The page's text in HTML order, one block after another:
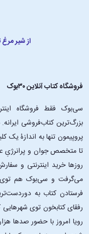
از شیر
فروشگاه کتاب آنلاین ۳۰بوک
سی‌بوک فقط فروشگاه
بزرگ‌ترین کتاب‌فروشی
تا متخصص جوان و پرانرژیِ
روزها خرید اینترنتی و
می‌گرفت و سی‌بوک هم توی
فرستادن کتاب به
رفقای کتابخون توی
رویا امروز با حضور صدها